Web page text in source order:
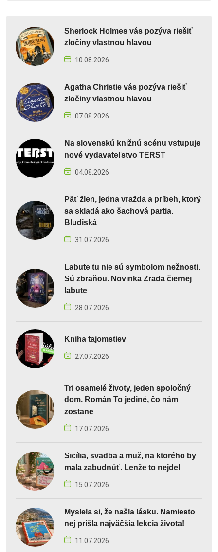
Sherlock Holmes vás pozýva riešiť
zločiny vlastnou hlavou
10.08.2026
Agatha Christie vás pozýva riešiť
zločiny vlastnou hlavou
07.08.2026
Na slovenskú knižnú scénu vstupuje
nové vydavateľstvo TERST
04.08.2026
Päť žien, jedna vražda a príbeh, ktorý
sa skladá ako šachová partia.
Bludiská
31.07.2026
Labute tu nie sú symbolom nežnosti.
Sú zbraňou. Novinka Zrada čiernej
labute
28.07.2026
Kniha tajomstiev
27.07.2026
Tri osamelé životy, jeden spoločný
dom. Román To jediné, čo nám
zostane
17.07.2026
Sicília, svadba a muž, na ktorého by
mala zabudnúť. Lenže to nejde!
15.07.2026
Myslela si, že našla lásku. Namiesto
nej prišla najväčšia lekcia života!
11.07.2026